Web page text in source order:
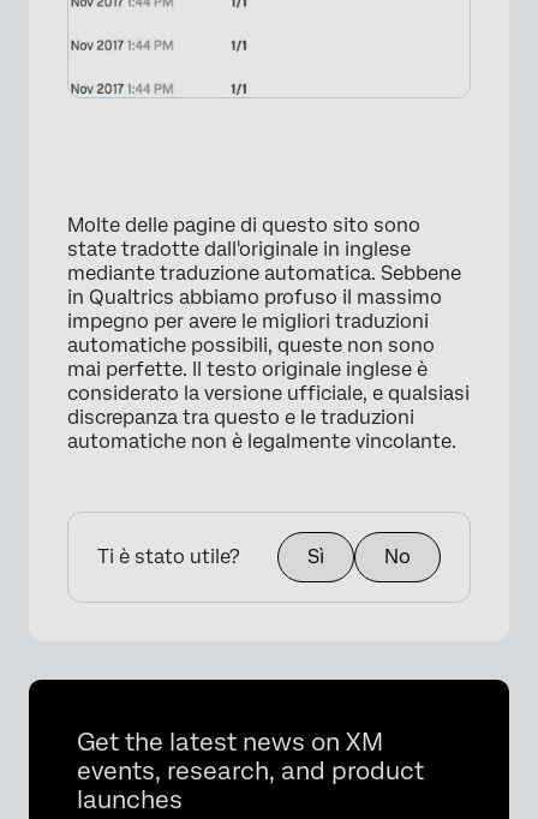
Molte delle pagine di questo sito sono
state tradotte dall'originale in inglese
mediante traduzione automatica. Sebbene
in Qualtrics abbiamo profuso il massimo
impegno per avere le migliori traduzioni
automatiche possibili, queste non sono
mai perfette. Il testo originale inglese è
considerato la versione ufficiale, e qualsiasi
discrepanza tra questo e le traduzioni
automatiche non è legalmente vincolante.
Ti è stato utile? Sì No
Get the latest news on XM
events, research, and product
launches